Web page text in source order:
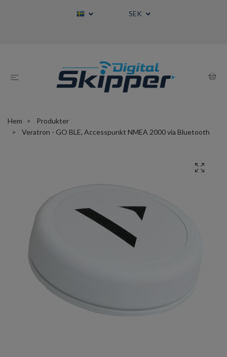
SEK
Hem
Produkter
Veratron - GO BLE, Accesspunkt NMEA 2000 via Bluetooth